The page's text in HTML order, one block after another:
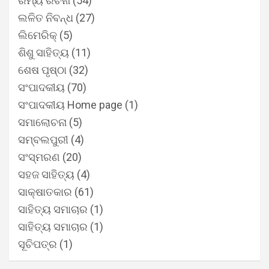
ଲଳିତ ନିବନ୍ଧ (27)
ଲିମେରିକ୍ (5)
ଶିଶୁ ସାହିତ୍ୟ (11)
ଶେଷ ପୃଷ୍ଠା (32)
ସଂପାଦକୀୟ (70)
ସଂପାଦକୀୟ Home page (1)
ସମାଲୋଚନା (5)
ସମ୍ବଲପୁରୀ (4)
ସଂସ୍ମରଣ (20)
ସହଜ ସାହିତ୍ୟ (4)
ସାକ୍ଷାତକାର (61)
ସାହିତ୍ୟ ସମାଚାର (1)
ସାହିତ୍ୟ ସମାଚାର (1)
ସୂଚିପତ୍ର (1)